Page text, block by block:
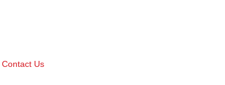
Contact Us